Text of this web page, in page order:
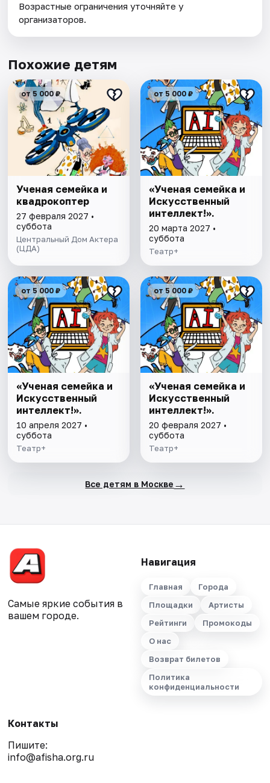
Возрастные ограничения уточняйте у
организаторов.
Похожие детям
от 5 000 ₽
Ученая семейка и
квадрокоптер
27 февраля 2027 •
суббота
Центральный Дом Актера
(ЦДА)
от 5 000 ₽
«Ученая семейка и
Искусственный
интеллект!».
20 марта 2027 •
суббота
Театр+
от 5 000 ₽
«Ученая семейка и
Искусственный
интеллект!».
10 апреля 2027 •
суббота
Театр+
от 5 000 ₽
«Ученая семейка и
Искусственный
интеллект!».
20 февраля 2027 •
суббота
Театр+
Все детям в Москве →
Самые яркие события в
вашем городе.
Навигация
Главная
Города
Площадки
Артисты
Рейтинги
Промокоды
О нас
Возврат билетов
Политика
конфиденциальности
Контакты
Пишите:
info@afisha.org.ru